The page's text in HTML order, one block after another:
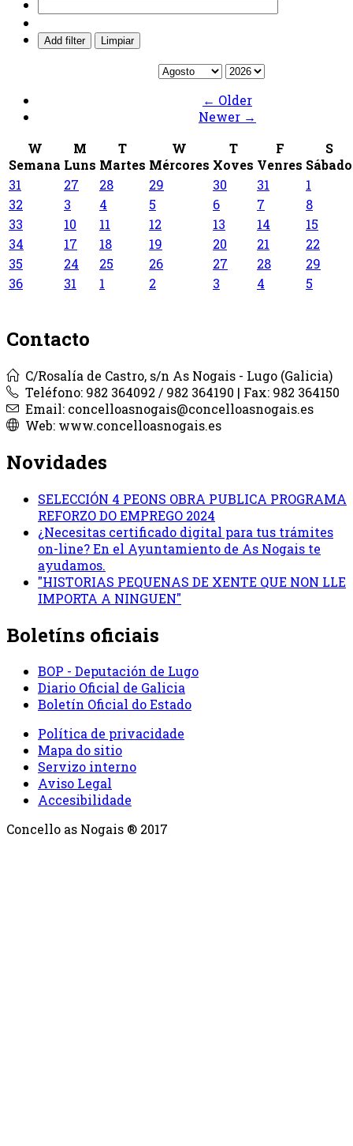
Add filter Limpiar
← Older
Newer →
W
Semana
M
Luns
T
Martes
W
Mércores
T
Xoves
F
Venres
S
Sábado
31
27 28 29 30 31
1
32
3 4 5 6 7
8
33
10 11 12 13 14
15
34
17 18 19 20 21
22
35
24 25 26 27 28
29
36
31 1 2 3 4 5
Contacto
C/Rosalía de Castro, s/n As Nogais - Lugo (Galicia)
Teléfono: 982 364092 / 982 364190 | Fax: 982 364150
Email: concelloasnogais@concelloasnogais.es
Web: www.concelloasnogais.es
Novidades
SELECCIÓN 4 PEONS OBRA PUBLICA PROGRAMA
REFORZO DO EMPREGO 2024
¿Necesitas certificado digital para tus trámites
on-line? En el Ayuntamiento de As Nogais te
ayudamos.
"HISTORIAS PEQUENAS DE XENTE QUE NON LLE
IMPORTA A NINGUEN"
Boletíns oficiais
BOP - Deputación de Lugo
Diario Oficial de Galicia
Boletín Oficial do Estado
Política de privacidade
Mapa do sitio
Servizo interno
Aviso Legal
Accesibilidade
Concello as Nogais ® 2017